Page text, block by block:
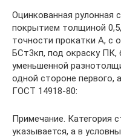
Оцинкованная рулонная
покрытием толщиной
точности прокатки А, с
БСт3кп, под окраску ПК,
уменьшенной
одной стороне первого,
ГОСТ 14918-80:
Примечание. Категория
указывается, а в